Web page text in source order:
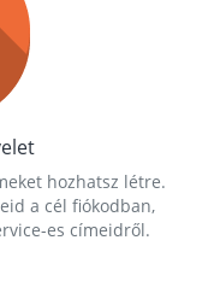
hozhatsz létre.
a cél fiókodban,
es címeidről.